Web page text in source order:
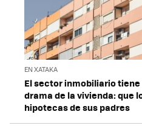
EN XATAKA
El sector inmobiliario
drama de la vivienda: que
hipotecas de sus padres